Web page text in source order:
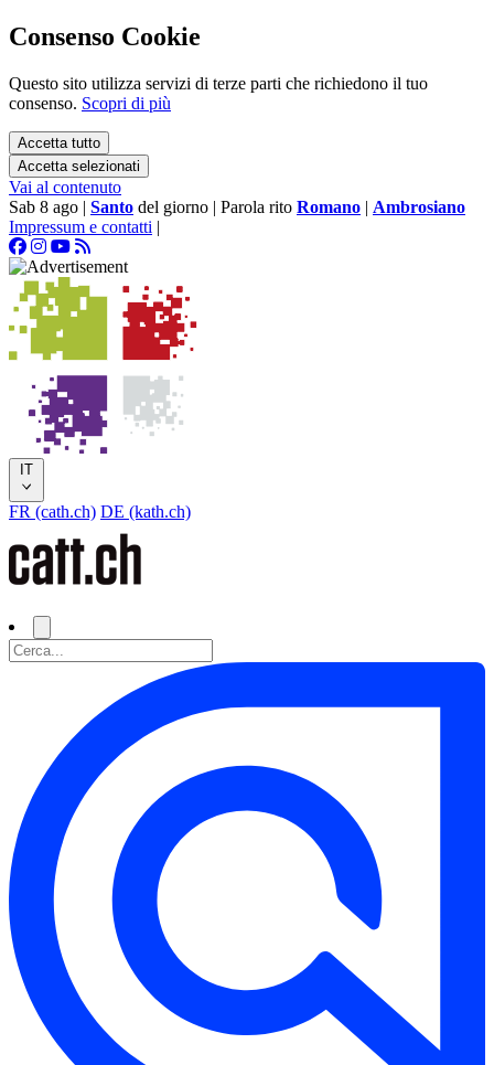
Consenso Cookie
Questo sito utilizza servizi di terze parti che richiedono il tuo
consenso. Scopri di più
Accetta tutto
Accetta selezionati
Vai al contenuto
Sab 8 ago | Santo del giorno | Parola rito Romano | Ambrosiano
Impressum e contatti |
IT
FR (cath.ch) DE (kath.ch)